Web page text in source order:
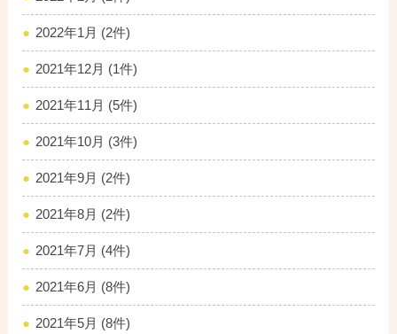
2022年1月 (2件)
2021年12月 (1件)
2021年11月 (5件)
2021年10月 (3件)
2021年9月 (2件)
2021年8月 (2件)
2021年7月 (4件)
2021年6月 (8件)
2021年5月 (8件)